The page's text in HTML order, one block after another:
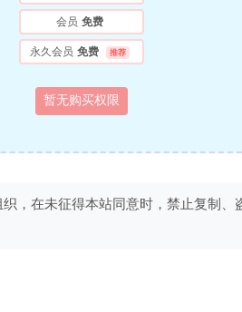
会员 免费
永久会员 免费 推荐
暂无购买权限
，在未征得本站同意时，禁止复制